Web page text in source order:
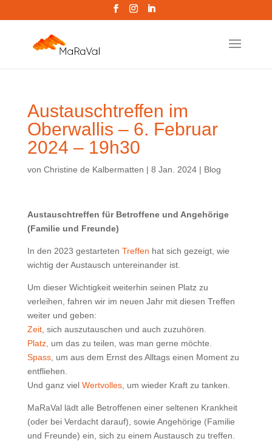
Austauschtreffen im
Oberwallis – 6. Februar
2024 – 19h30
von Christine de Kalbermatten | 8 Jan. 2024| Blog
Austauschtreffen für Betroffene und Angehörige
(Familie und Freunde)
In den 2023 gestarteten Treffen hat sich gezeigt, wie
wichtig der Austausch untereinander ist.
Um dieser Wichtigkeit weiterhin seinen Platz zu
verleihen, fahren wir im neuen Jahr mit diesen Treffen
weiter und geben:
Zeit, sich auszutauschen und auch zuzuhören.
Platz, um das zu teilen, was man gerne möchte.
Spass, um aus dem Ernst des Alltags einen Moment zu
entfliehen.
Und ganz viel Wertvolles, um wieder Kraft zu tanken.
MaRaVal lädt alle Betroffenen einer seltenen Krankheit
(oder bei Verdacht darauf), sowie Angehörige (Familie
und Freunde) ein, sich zu einem Austausch zu treffen.